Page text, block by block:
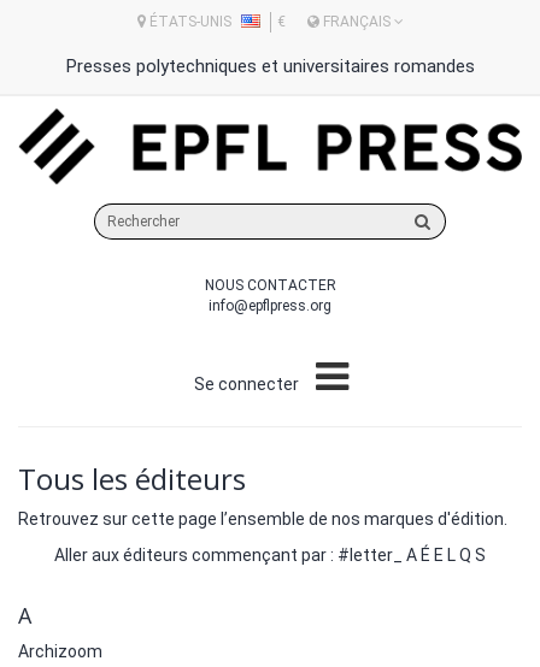
ÉTATS-UNIS € FRANÇAIS
Presses polytechniques et universitaires romandes
sur
site
NOUS CONTACTER
info@epflpress.org
Se connecter
Tous les éditeurs
Retrouvez sur cette page l’ensemble de nos marques d'édition.
Aller aux éditeurs commençant par : #letter_ A É E L Q S
A
Archizoom